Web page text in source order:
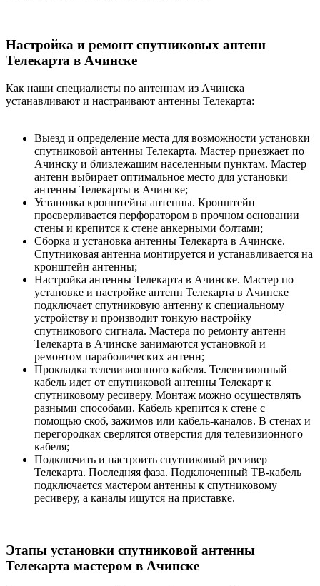
Настройка и ремонт спутниковых антенн
Телекарта в Ачинске
Как наши специалисты по антеннам из Ачинска
устанавливают и настраивают антенны Телекарта:
Выезд и определение места для возможности установки
спутниковой антенны Телекарта. Мастер приезжает по
Ачинску и близлежащим населенным пунктам. Мастер
антенн выбирает оптимальное место для установки
антенны Телекарты в Ачинске;
Установка кронштейна антенны. Кронштейн
просверливается перфоратором в прочном основании
стены и крепится к стене анкерными болтами;
Сборка и установка антенны Телекарта в Ачинске.
Спутниковая антенна монтируется и устанавливается на
кронштейн антенны;
Настройка антенны Телекарта в Ачинске. Мастер по
установке и настройке антенн Телекарта в Ачинске
подключает спутниковую антенну к специальному
устройству и производит тонкую настройку
спутникового сигнала. Мастера по ремонту антенн
Телекарта в Ачинске занимаются установкой и
ремонтом параболических антенн;
Прокладка телевизионного кабеля. Телевизионный
кабель идет от спутниковой антенны Телекарт к
спутниковому ресиверу. Монтаж можно осуществлять
разными способами. Кабель крепится к стене с
помощью скоб, зажимов или кабель-каналов. В стенах и
перегородках сверлятся отверстия для телевизионного
кабеля;
Подключить и настроить спутниковый ресивер
Телекарта. Последняя фаза. Подключенный ТВ-кабель
подключается мастером антенны к спутниковому
ресиверу, а каналы ищутся на приставке.
Этапы установки спутниковой антенны
Телекарта мастером в Ачинске